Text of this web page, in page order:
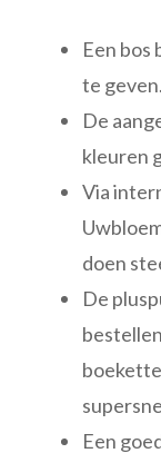
Een bos
te geven.
De
kleuren
Via
doen
De
Een